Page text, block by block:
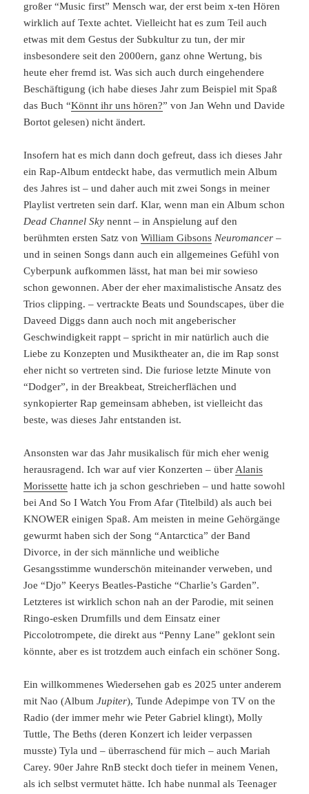
großer “Music first” Mensch war, der erst beim x-ten Hören
wirklich auf Texte achtet. Vielleicht hat es zum Teil auch
etwas mit dem Gestus der Subkultur zu tun, der mir
insbesondere seit den 2000ern, ganz ohne Wertung, bis
heute eher fremd ist. Was sich auch durch eingehendere
Beschäftigung (ich habe dieses Jahr zum Beispiel mit Spaß
das Buch “Könnt ihr uns hören?” von Jan Wehn und Davide
Bortot gelesen) nicht ändert.
Insofern hat es mich dann doch gefreut, dass ich dieses Jahr
ein Rap-Album entdeckt habe, das vermutlich mein Album
des Jahres ist – und daher auch mit zwei Songs in meiner
Playlist vertreten sein darf. Klar, wenn man ein Album schon
Dead Channel Sky nennt – in Anspielung auf den
berühmten ersten Satz vonWilliam Gibsons Neuromancer –
und in seinen Songs dann auch ein allgemeines Gefühl von
Cyberpunk aufkommen lässt, hat man bei mir sowieso
schon gewonnen. Aber der eher maximalistische Ansatz des
Trios clipping. – vertrackte Beats und Soundscapes, über die
Daveed Diggs dann auch noch mit angeberischer
Geschwindigkeit rappt – spricht in mir natürlich auch die
Liebe zu Konzepten und Musiktheater an, die im Rap sonst
eher nicht so vertreten sind. Die furiose letzte Minute von
“Dodger”, in der Breakbeat, Streicherflächen und
synkopierter Rap gemeinsam abheben, ist vielleicht das
beste, was dieses Jahr entstanden ist.
Ansonsten war das Jahr musikalisch für mich eher wenig
herausragend. Ich war auf vier Konzerten – über Alanis
Morissette hatte ich ja schon geschrieben – und hatte sowohl
bei And So I Watch You From Afar (Titelbild) als auch bei
KNOWER einigen Spaß. Am meisten in meine Gehörgänge
gewurmt haben sich der Song “Antarctica” der Band
Divorce, in der sich männliche und weibliche
Gesangsstimme wunderschön miteinander verweben, und
Joe “Djo” Keerys Beatles-Pastiche “Charlie’s Garden”.
Letzteres ist wirklich schon nah an der Parodie, mit seinen
Ringo-esken Drumfills und dem Einsatz einer
Piccolotrompete, die direkt aus “Penny Lane” geklont sein
könnte, aber es ist trotzdem auch einfach ein schöner Song.
Ein willkommenes Wiedersehen gab es 2025 unter anderem
mit Nao (AlbumJupiter), Tunde Adepimpe von TV on the
Radio (der immer mehr wie Peter Gabriel klingt), Molly
Tuttle, The Beths (deren Konzert ich leider verpassen
musste) Tyla und – überraschend für mich – auch Mariah
Carey. 90er Jahre RnB steckt doch tiefer in meinem Venen,
als ich selbst vermutet hätte. Ich habe nunmal als Teenager